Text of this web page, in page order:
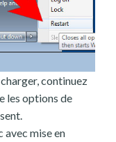
continuez
les options de
avec mise en